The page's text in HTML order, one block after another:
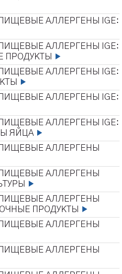
АЛЛЕРГЕНЫ IGE:
АЛЛЕРГЕНЫ IGE:
ПРОДУКТЫ
АЛЛЕРГЕНЫ IGE:
АЛЛЕРГЕНЫ IGE:
АЛЛЕРГЕНЫ IGE:
ЯЙЦА
АЛЛЕРГЕНЫ
АЛЛЕРГЕНЫ
АЛЛЕРГЕНЫ
ПРОДУКТЫ
АЛЛЕРГЕНЫ
АЛЛЕРГЕНЫ